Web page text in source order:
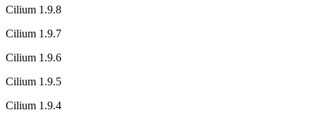
Cilium 1.9.8
Cilium 1.9.7
Cilium 1.9.6
Cilium 1.9.5
Cilium 1.9.4